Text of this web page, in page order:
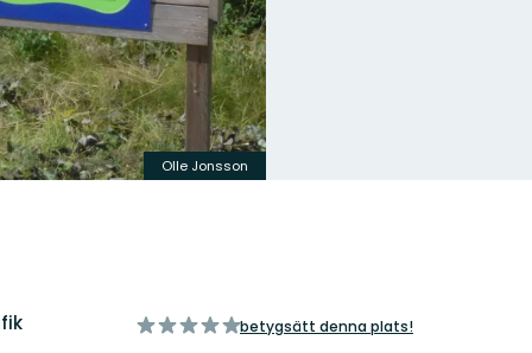
Olle Jonsson
av
betygsätt denna plats!